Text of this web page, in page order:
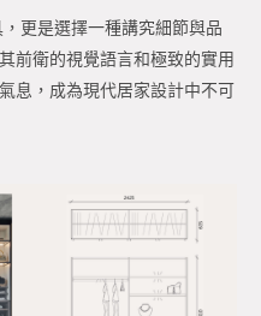
更是選擇一種講究細節與品
前衛的視覺語言和極致的實用
息，成為現代居家設計中不可